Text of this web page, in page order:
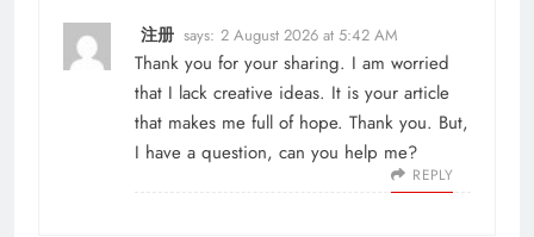
注册 says: 2 August 2026 at 5:42 AM
Thank you for your sharing. I am worried
that I lack creative ideas. It is your article
that makes me full of hope. Thank you. But,
I have a question, can you help me?
REPLY